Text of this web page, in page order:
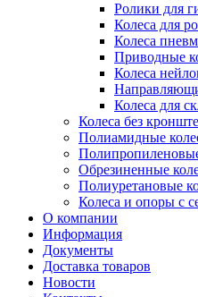
Ролики для
Колеса для
Колеса
Приводные
Колеса
Колеса для
Колеса без
Полиамидные
Обрезиненные
Полиуретановые
Колеса и опоры с
О компании
Информация
Документы
Доставка товаров
Новости